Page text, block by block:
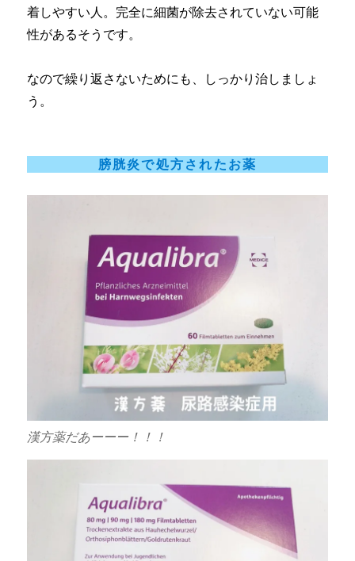
着しやすい人。完全に細菌が除去されていない可能
性があるそうです。
なので繰り返さないためにも、しっかり治しましょ
う。
膀胱炎で処方されたお薬
漢方薬だあーーー！！！